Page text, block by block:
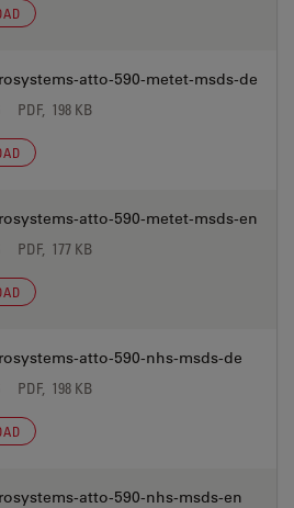
atto-590-metet-msds-de
PDF, 198 KB
atto-590-metet-msds-en
PDF, 177 KB
atto-590-nhs-msds-de
PDF, 198 KB
atto-590-nhs-msds-en